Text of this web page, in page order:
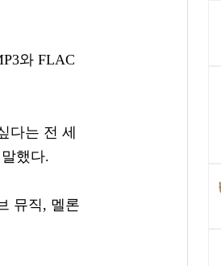
와 FLAC
다는 전 세
했다.
뮤직, 멜론